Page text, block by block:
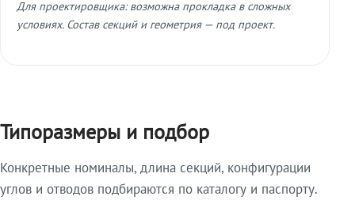
Для проектировщика: возможна прокладка в сложных
условиях. Состав секций и геометрия — под проект.
Типоразмеры и подбор
Конкретные номиналы, длина секций, конфигурации
углов и отводов подбираются по каталогу и паспорту.